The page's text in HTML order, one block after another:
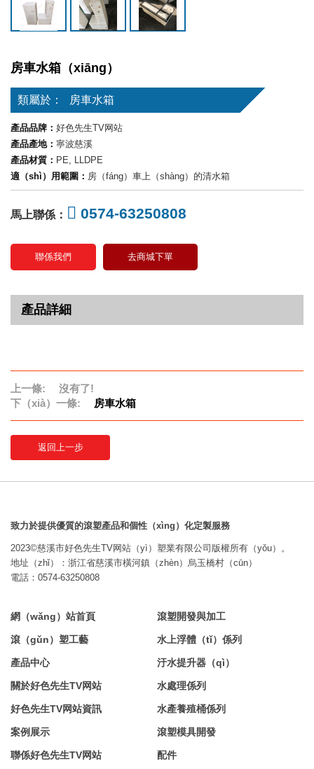
房車水箱（xiāng）
類屬於： 房車水箱
產品品牌： 好色先生TV网站
產品產地： 寧波慈溪
產品材質： PE, LLDPE
適（shì）用範圍： 房（fáng）車上（shàng）的清水箱
馬上聯係： 0574-63250808
聯係我們 去商城下單
產品詳細
上一條:
沒有了!
下（xià）一條:
房車水箱
返回上一步
致力於提供優質的滾塑產品和個性（xìng）化定製服務
2023©慈溪市好色先生TV网站（yì）塑業有限公司版權所有（yǒu）。
地址（zhǐ）：浙江省慈溪市橫河鎮（zhèn）烏玉橋村（cūn）
電話：0574-63250808
網（wǎng）站首頁
滾（gǔn）塑工藝
產品中心
關於好色先生TV网站
好色先生TV网站資訊
案例展示
聯係好色先生TV网站
滾塑開發與加工
水上浮體（tǐ）係列
汙水提升器（qì）
水處理係列
水產養殖桶係列
滾塑模具開發
配件